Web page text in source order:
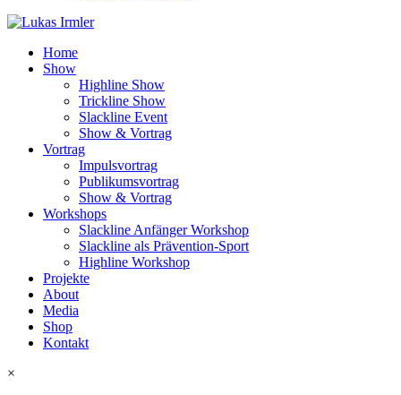
Home
Show
Highline Show
Trickline Show
Slackline Event
Show & Vortrag
Vortrag
Impulsvortrag
Publikumsvortrag
Show & Vortrag
Workshops
Slackline Anfänger Workshop
Slackline als Prävention-Sport
Highline Workshop
Projekte
About
Media
Shop
Kontakt
×